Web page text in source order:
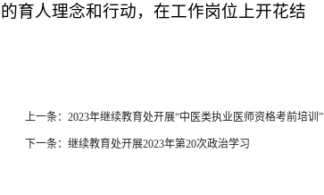
育人理念和行动，在工作岗位上开花结
上一条：2023年继续教育处开展“中医类执业医师资格考前培训”
下一条：继续教育处开展2023年第20次政治学习